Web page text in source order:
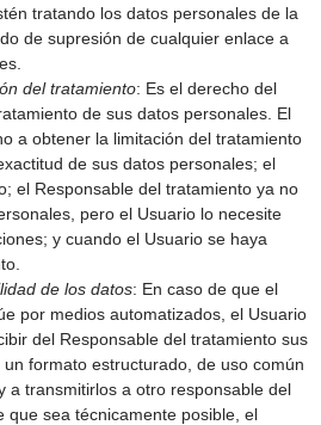
tratando los datos personales de la
de supresión de cualquier enlace a
del tratamiento: Es el derecho del
de sus datos personales. El
a obtener la limitación del tratamiento
de sus datos personales; el
el Responsable del tratamiento ya no
pero el Usuario lo necesite
y cuando el Usuario se haya
de los datos: En caso de que el
por medios automatizados, el Usuario
del Responsable del tratamiento sus
formato estructurado, de uso común
a transmitirlos a otro responsable del
que sea técnicamente posible, el